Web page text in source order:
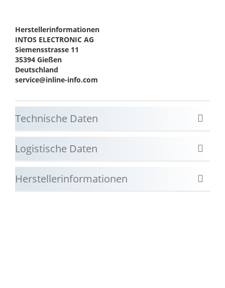
Herstellerinformationen
INTOS ELECTRONIC AG
Siemensstrasse 11
35394 Gießen
Deutschland
service@inline-info.com
Technische Daten
Logistische Daten
Herstellerinformationen